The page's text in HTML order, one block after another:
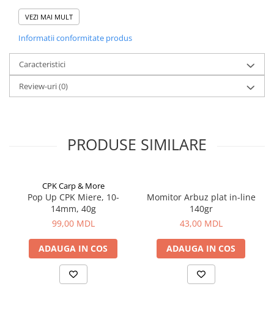
Aragazuri, incalzitoare
Corturi, Pavilioane
Frigidere
Mese
Paturi
Imbracaminte
Incaltaminte
Pescuit la Fitofag
Accesorii
Monturi
Gama de modele este imensă.
Marca japoneză FUDO Hooks este cu siguranță demnă de luat în
De-a lungul istoriei sale, compania a produs doar cârlige, și doar
recent a adăugat la gama sa de produse și firul de pescuit.
Datorită acestei concentrări înguste și a măiestriei japoneze,
compania rămâne de neegalat în nișa sa.
VEZI MAI MULT
Informatii conformitate produs
Caracteristici
Review-uri(0)
PRODUSE SIMILARE
CPK Carp & More
Pop Up CPK Miere, 10-
14mm, 40g
99,00 MDL
ADAUGA IN COS
Momitor Arbuz plat in-line
140gr
43,00 MDL
ADAUGA IN COS